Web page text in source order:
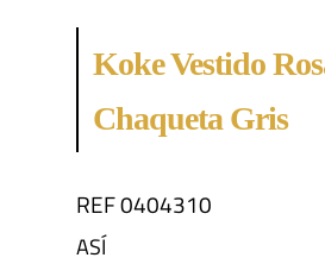
Koke Vestido
Chaqueta Gris
REF 0404310
ASÍ